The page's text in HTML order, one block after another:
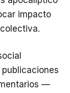
impacto
—